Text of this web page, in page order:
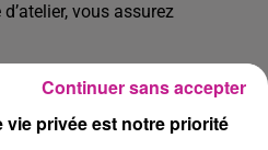
vous assurez
que leur retrait.
production sur l’automate
vie privée est notre priorité
Continuer sans accepter